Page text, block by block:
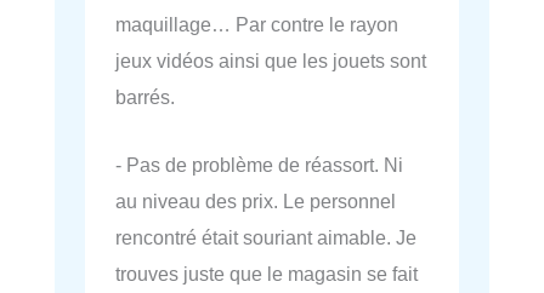
maquillage… Par contre le rayon
jeux vidéos ainsi que les jouets sont
barrés.
- Pas de problème de réassort. Ni
au niveau des prix. Le personnel
rencontré était souriant aimable. Je
trouves juste que le magasin se fait